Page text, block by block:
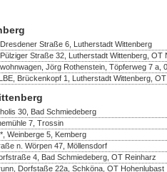
Straße 6, Lutherstadt Wittenberg
Straße 32, Lutherstadt Wittenberg, OT
Jörg Rothenstein, Töpferweg 7 a,
Brückenkopf 1, Lutherstadt Wittenberg,
30, Bad Schmiedeberg
7, Trossin
Weinberge 5, Kemberg
n. Wörpen 47, Möllensdorf
4, Bad Schmiedeberg, OT Reinharz
Dorfstaße 22a, Schköna, OT Hohenlubast